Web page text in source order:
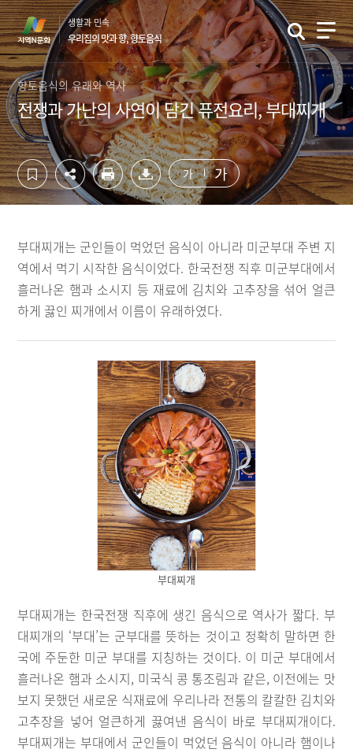
컨
텐
츠
영
역
바
로
가
기
하
단
영
역
바
로
가
기
생활과 민속
우리집의 맛과 향, 향토음식
향토음식의 유래와 역사
전쟁과 가난의 사연이 담긴 퓨전요리, 부대찌개
가 가
부대찌개는 군인들이 먹었던 음식이 아니라 미군부대 주변 지
역에서 먹기 시작한 음식이었다. 한국전쟁 직후 미군부대에서
흘러나온 햄과 소시지 등 재료에 김치와 고추장을 섞어 얼큰
하게 끓인 찌개에서 이름이 유래하였다.
부대찌개
부대찌개는 한국전쟁 직후에 생긴 음식으로 역사가 짧다. 부
대찌개의 ‘부대’는 군부대를 뜻하는 것이고 정확히 말하면 한
국에 주둔한 미군 부대를 지칭하는 것이다. 이 미군 부대에서
흘러나온 햄과 소시지, 미국식 콩 통조림과 같은, 이전에는 맛
보지 못했던 새로운 식재료에 우리나라 전통의 칼칼한 김치와
고추장을 넣어 얼큰하게 끓여낸 음식이 바로 부대찌개이다.
부대찌개는 부대에서 군인들이 먹었던 음식이 아니라 햄이나